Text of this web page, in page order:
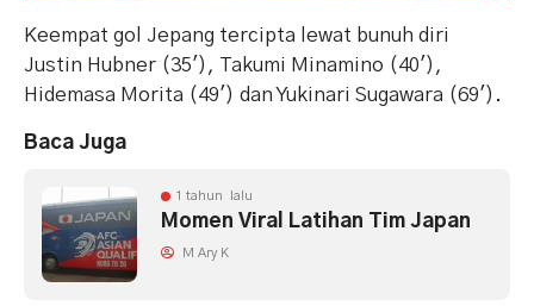
Keempat gol Jepang tercipta lewat bunuh diri
Justin Hubner (35′), Takumi Minamino (40′),
Hidemasa Morita (49′) dan Yukinari Sugawara (69′).
Baca Juga
1 tahun lalu
Momen Viral Latihan Tim Japan
M Ary K